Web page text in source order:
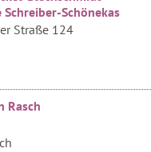
Schreiber-Schönekas
Straße 124
Rasch